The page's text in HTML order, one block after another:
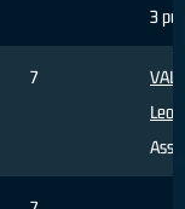
3
7